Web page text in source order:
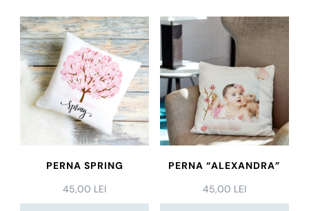
produs
are
mai
multe
variații.
Opțiunile
pot
fi
alese
PERNA SPRING
45,00 LEI
PERNA “ALEXANDRA”
45,00 LEI